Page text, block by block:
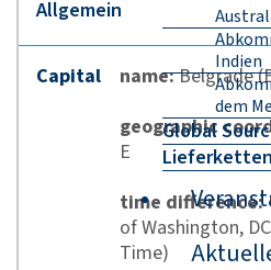
Indien
dem
Global
Capital name:Belgrade
geographic
E
time difference:
of Washington,
Time)